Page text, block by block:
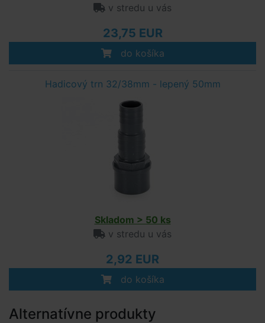
v stredu u vás
23,75 EUR
do košíka
Hadicový trn 32/38mm - lepený 50mm
Skladom > 50 ks
v stredu u vás
2,92 EUR
do košíka
Alternatívne produkty